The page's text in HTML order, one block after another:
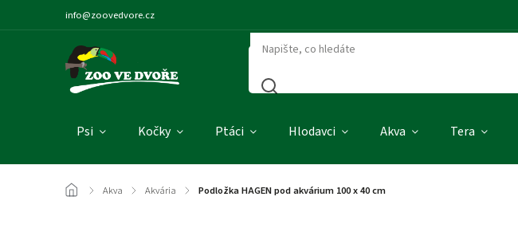
info@zoovedvore.cz
Psi Kočky Ptáci Hlodavci Akva Tera
/ Akva / Akvária / Podložka HAGEN pod akvárium 100 x 40 cm